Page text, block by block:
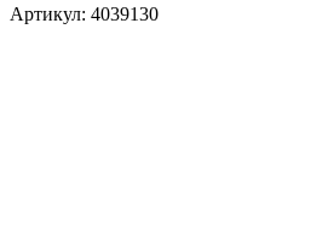
Артикул: 4039130